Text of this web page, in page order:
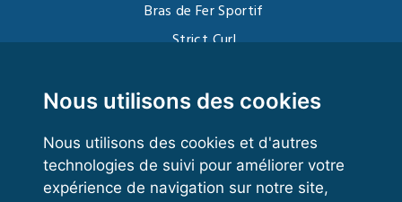
Nous utilisons des cookies
Nous utilisons des cookies et d'autres
technologies de suivi pour améliorer votre
expérience de navigation sur notre site,
Bras de Fer Sportif
Strict Curl
Kettlebell
VOS ESPACES